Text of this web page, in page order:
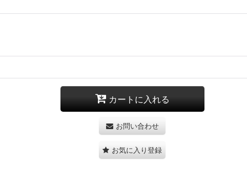
カートに入れる
お問い合わせ
お気に入り登録